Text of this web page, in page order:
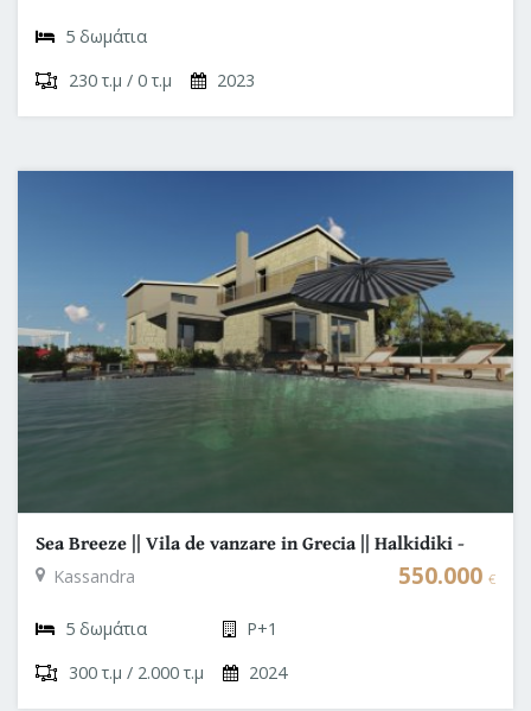
5 δωμάτια
230 τ.μ / 0 τ.μ
2023
Sea Breeze || Vila de vanzare in Grecia || Halkidiki -
GreciaKassandra 550.000 €
5 δωμάτια
P+1
300 τ.μ / 2.000 τ.μ
2024